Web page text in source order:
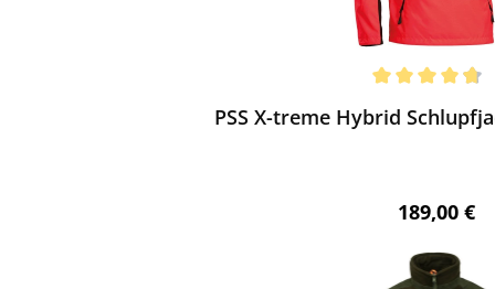
PSS X-treme Hybrid
Regulärer
189,00 €